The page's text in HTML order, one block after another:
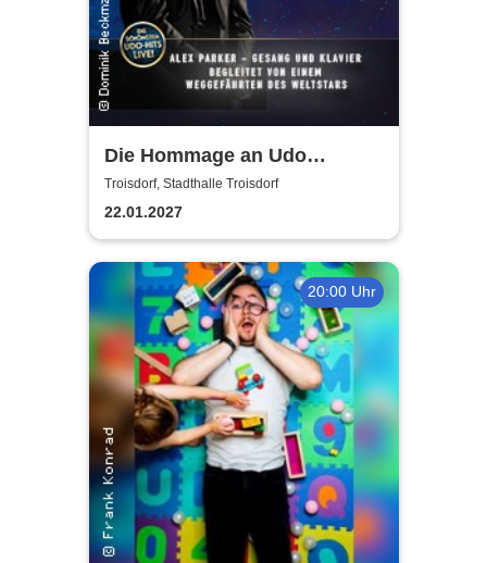
Die Hommage an Udo
Jürgens - Das Konzert mit
Alex Parker
Troisdorf, Stadthalle Troisdorf
22.01.2027
20:00 Uhr